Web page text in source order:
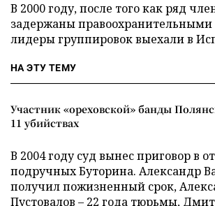
В 2000 году, после того как ряд
задержаны правоохранительными
лидеры группировок выехали в
НА ЭТУ ТЕМУ
Участник «ореховской» банды
11 убийствах
В 2004 году суд вынес приговор в
подручных Буторина. Александр
получил пожизненный срок,
Пустовалов – 22 года тюрьмы,